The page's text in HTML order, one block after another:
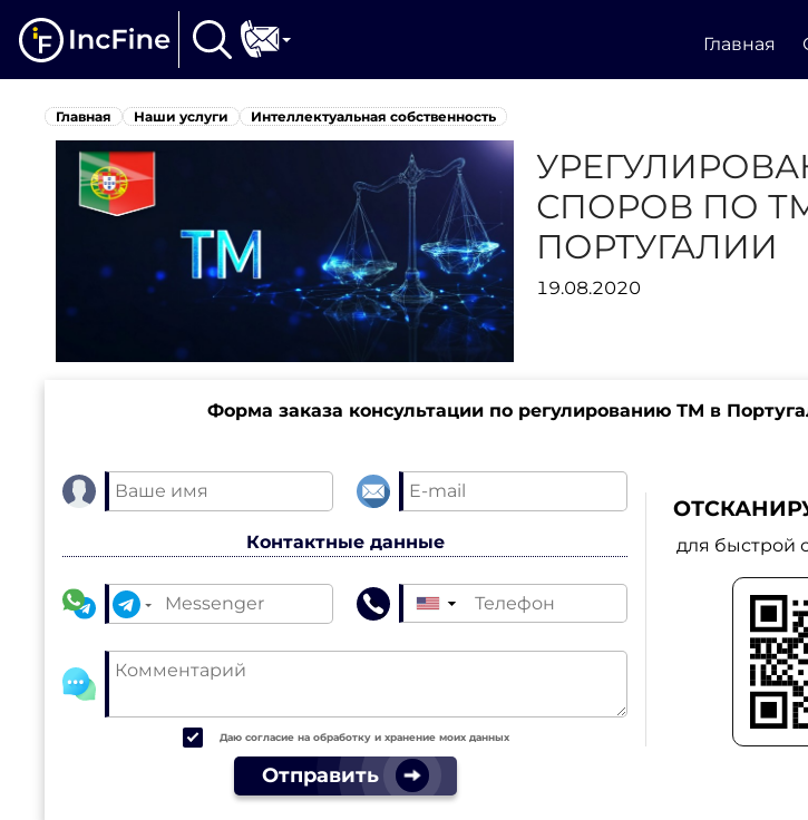
Главная
Главная Наши услуги Интеллектуальная собственность
СПОРОВ ПО
ПОРТУГАЛИИ
19.08.2020
Форма заказа консультации по регулированию ТМ в
Контактные данные
▼
Даю согласие на обработку и хранение моих данных
Отправить
для быстрой